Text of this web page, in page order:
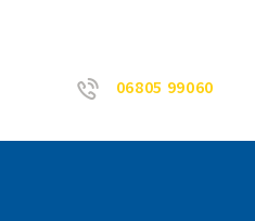
06805 99060